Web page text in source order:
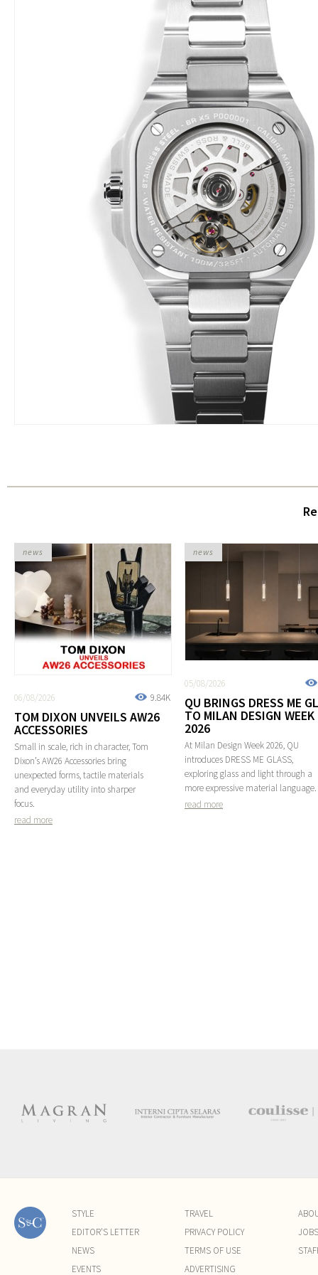
9.84K
06/08/2026
TOM DIXON UNVEILS AW26
ACCESSORIES
Small in scale, rich in character, Tom
Dixon’s AW26 Accessories bring
unexpected forms, tactile materials
and everyday utility into sharper
focus.
read more
news
05/08/2026
QU BRINGS DRESS ME
TO MILAN DESIGN WEEK
2026
At Milan Design Week 2026, QU
introduces DRESS ME GLASS,
exploring glass and light through a
more expressive material language.
read more
news
STYLE
EDITOR'S LETTER
NEWS
EVENTS
TRAVEL
PRIVACY POLICY
TERMS OF USE
ADVERTISING
JOBS